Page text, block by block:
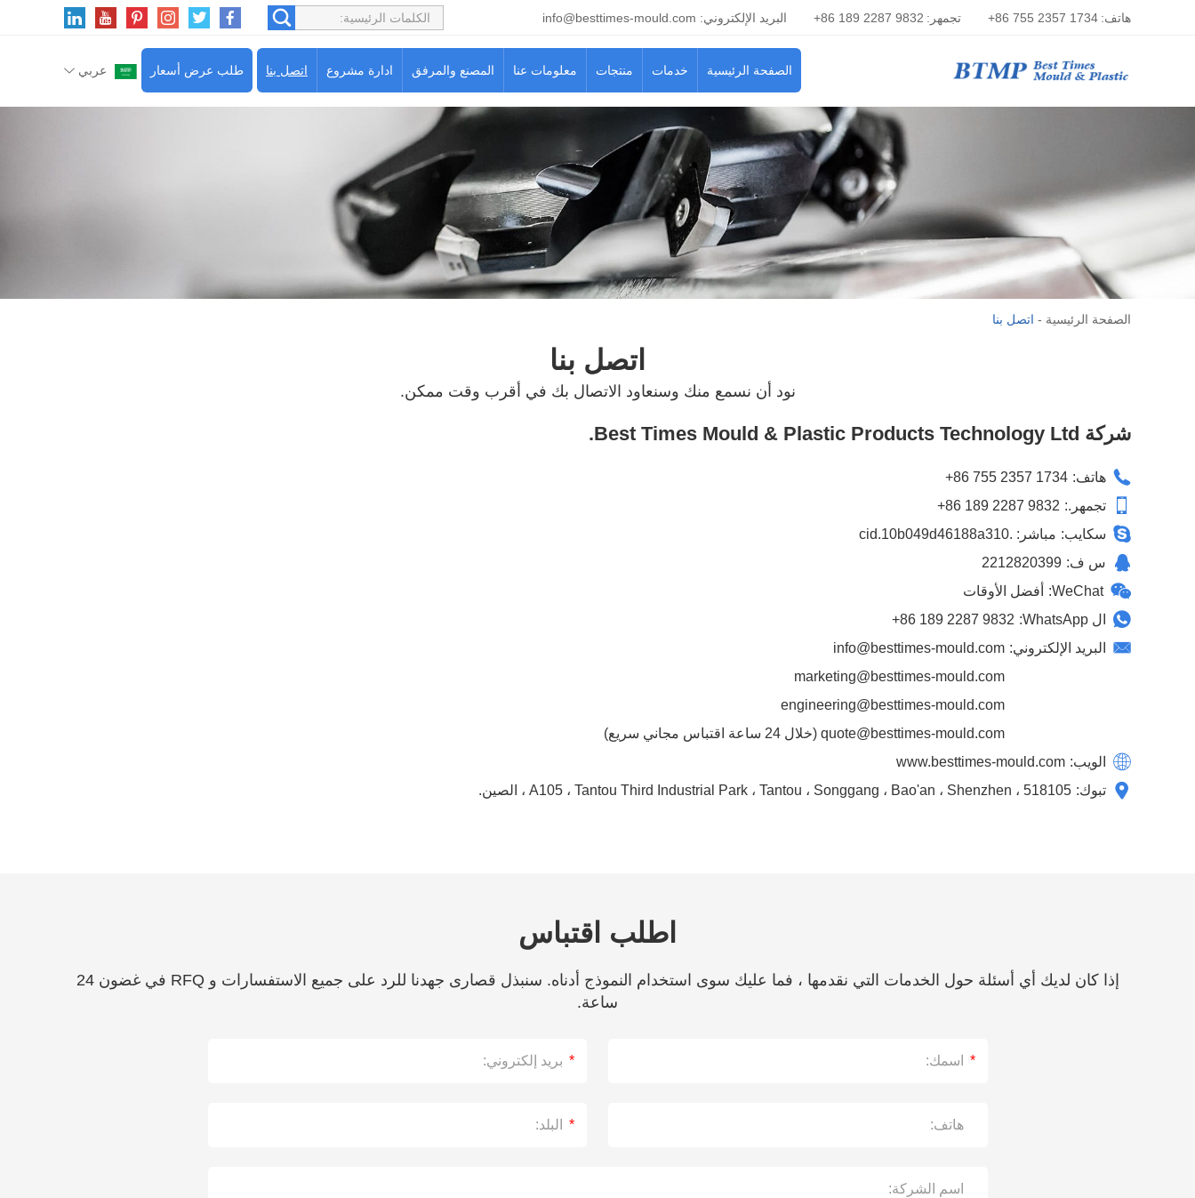
هاتف: +86 755 2357 1734 تجمهر: +86 189 2287 9832 البريد الإلكتروني: info@besttimes-mould.com
عربي طلب عرض أسعار الصفحة الرئيسية خدمات منتجات معلومات عنا المصنع والمرفق ادارة مشروع اتصل بنا
الصفحة الرئيسية - اتصل بنا
اتصل بنا
نود أن نسمع منك وسنعاود الاتصال بك في أقرب وقت ممكن.
شركة Best Times Mould & Plastic Products Technology Ltd.
هاتف: +86 755 2357 1734
تجمهر.: +86 189 2287 9832
سكايب: مباشر: .cid.10b049d46188a310
س ف: 2212820399
WeChat:
أفضل الأوقات
ال WhatsApp:
+86 189 2287 9832
البريد الإلكتروني: info@besttimes-mould.com
marketing@besttimes-mould.com
engineering@besttimes-mould.com
quote@besttimes-mould.com (خلال 24 ساعة اقتباس مجاني سريع)
الويب: www.besttimes-mould.com
تبوك: A105 ، Tantou Third Industrial Park ، Tantou ، Songgang ، Bao'an ، Shenzhen ، 518105 ، الصين.
اطلب اقتباس
إذا كان لديك أي أسئلة حول الخدمات التي نقدمها ، فما عليك سوى استخدام النموذج أدناه. سنبذل قصارى جهدنا للرد على جميع الاستفسارات و RFQ في غضون 24
ساعة.